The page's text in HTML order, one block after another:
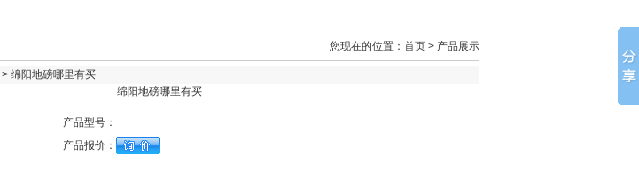
您现在的位置： 首页 > 产品展示
> 绵阳地磅哪里有买
绵阳地磅哪里有买
产品型号：
产品报价：